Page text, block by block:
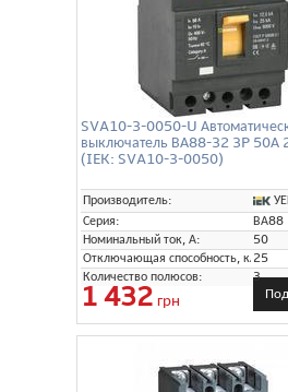
SVA10-3-0050-U
выключатель ВА88-32 3P 50А
(IEK: SVA10-3-0050)
Производитель:
Серия:
ВА88
Номинальный ток, А:
50
Отключающая способность, кА:25
Количество полюсов:
3
1 432 грн